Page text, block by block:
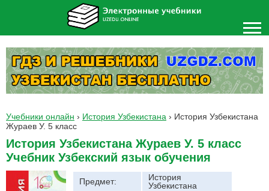
Учебники онлайн › История Узбекистана › История Узбекистана
Жураев У. 5 класс
История Узбекистана Жураев У. 5 класс
Учебник Узбекский язык обучения
Предмет:
История
Узбекистана